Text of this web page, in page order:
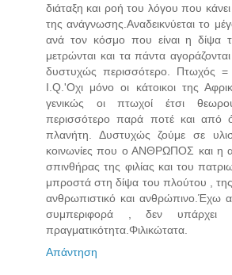
διάταξη και ροή του λόγου που
της ανάγνωσης.Αναδεικνύεται το
ανά τον κόσμο που είναι η δίψα
μετρώνται και τα πάντα
δυστυχώς περισσότερο. Πτωχός
Ι.Q.'Oχι μόνο οι κάτοικοι της
γενικώς οι πτωχοί έτσι
περισσότερο παρά ποτέ και από
πλανήτη. Δυστυχώς ζούμε σε
κοινωνίες που ο ΑΝΘΡΩΠΟΣ και η
σπινθήρας της φιλίας και του
μπροστά στη δίψα του πλούτου , της
ανθρωπιστικό και ανθρώπινο.Έχω
συμπεριφορά , δεν υπάρχει
πραγματικότητα.Φιλικώτατα.
Απάντηση